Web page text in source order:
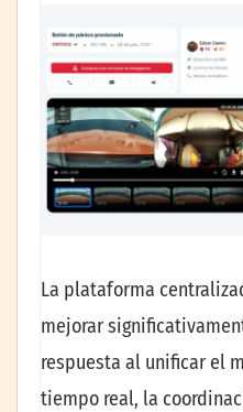
La plataforma
mejorar
respuesta al unificar el
tiempo real, la